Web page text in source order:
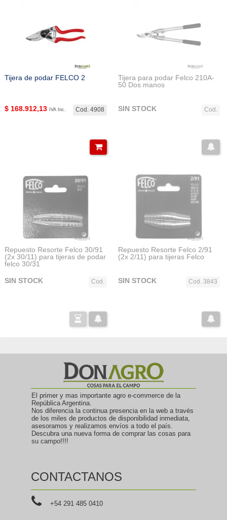
Tijera de podar FELCO 2
Cod. 4908
$ 168.912,13 IVA Inc.
Tijera para podar Felco 210A-
50 Dos manos
Cod.
SIN STOCK
Repuesto Resorte Felco 30/91
(2x 30/11) para tijeras de podar
felco 30/31
Cod.
SIN STOCK
Repuesto Resorte Felco 2/91
(2x 2/11) para tijeras Felco
Cod. 3843
SIN STOCK
El primer y mas importante agro e-commerce de la
República Argentina.
Nos diferencia la continua presencia en la web a través
de los miles de productos de disponibilidad inmediata,
asesoramos y realizamos envíos a todo el país.
Descubra una nueva forma de comprar las cosas para
su campo!!!!
CONTACTANOS
+54 291 485 0410